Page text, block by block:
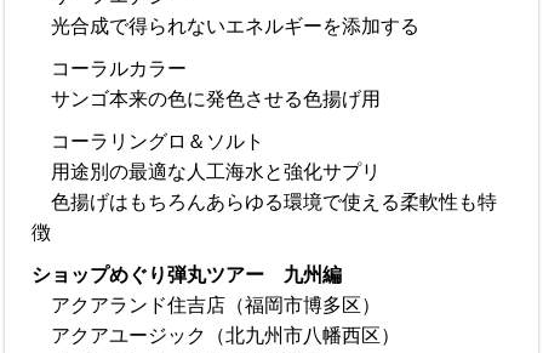
光合成で得られないエネルギーを添加する
コーラルカラー
サンゴ本来の色に発色させる色揚げ用
コーラリングロ＆ソルト
用途別の最適な人工海水と強化サプリ
色揚げはもちろんあらゆる環境で使える柔軟性も特
徴
ショップめぐり弾丸ツアー 九州編
アクアランド住吉店（福岡市博多区）
アクアユージック（北九州市八幡西区）